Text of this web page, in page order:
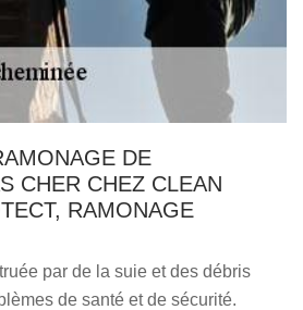
DE
CHER CHEZ CLEAN
RAMONAGE
par de la suie et des débris
de santé et de sécurité.